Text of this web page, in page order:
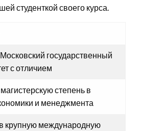
студенткой своего курса.
государственный
с отличием
степень в
и менеджмента
крупную международную